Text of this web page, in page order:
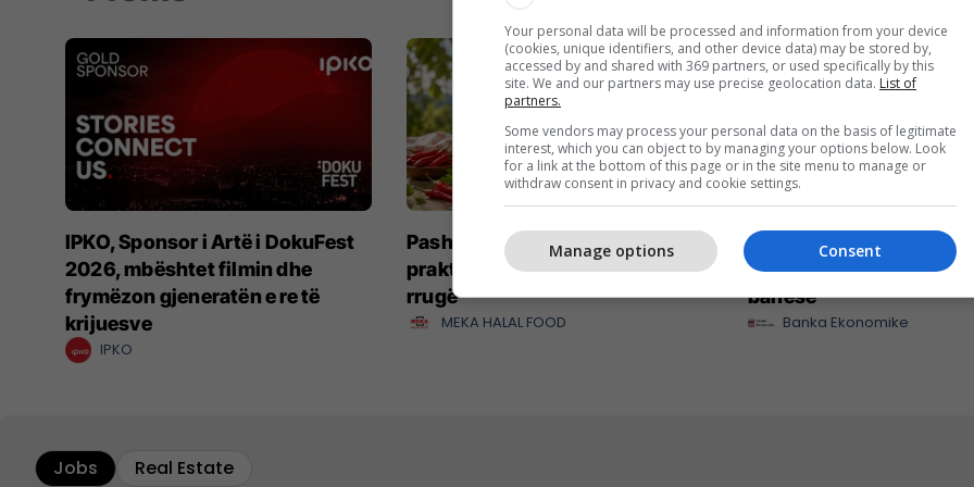
IPKO, Sponsor i Artë i DokuFest
2026, mbështet filmin dhe
frymëzon gjeneratën e re të
krijuesve
IPKO
Pashtetat MEKA - zgjedhje
praktike për mëngjes, piknik dhe
rrugë
MEKA HALAL FOOD
A po don me rrnu n’deti?
Kursimet mund t’ju
banesë
Banka Ekonomike
Jobs Real Estate
Your personal data will be processed and information from your device
(cookies, unique identifiers, and other device data) may be stored by,
accessed by and shared with 369 partners, or used specifically by this
site. We and our partners may use precise geolocation data. List of
partners.
Some vendors may process your personal data on the basis of legitimate
interest, which you can object to by managing your options below. Look
for a link at the bottom of this page or in the site menu to manage or
withdraw consent in privacy and cookie settings.
Consent
Manage options